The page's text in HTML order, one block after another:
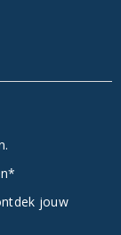
jouw